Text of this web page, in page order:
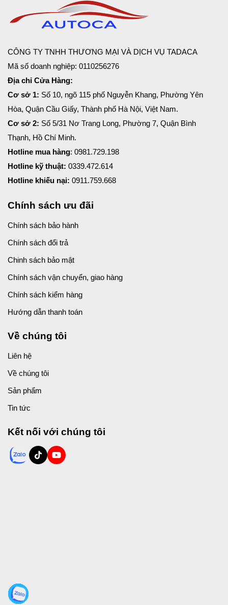
CÔNG TY TNHH THƯƠNG MẠI VÀ DỊCH VỤ TADACA
Mã số doanh nghiệp: 0110256276
Địa chỉ Cửa Hàng:
Cơ sở 1: Số 10, ngõ 115 phố Nguyễn Khang, Phường Yên
Hòa, Quận Cầu Giấy, Thành phố Hà Nội, Việt Nam.
Cơ sở 2: Số 5/31 Nơ Trang Long, Phường 7, Quận Bình
Thạnh, Hồ Chí Minh.
Hotline mua hàng: 0981.729.198
Hotline kỹ thuật: 0339.472.614
Hotline khiếu nại: 0911.759.668
Chính sách ưu đãi
Chính sách bảo hành
Chính sách đổi trả
Chinh sách bảo mật
Chính sách vận chuyển, giao hàng
Chính sách kiểm hàng
Hướng dẫn thanh toán
Về chúng tôi
Liên hệ
Về chúng tôi
Sản phẩm
Tin tức
Kết nối với chúng tôi